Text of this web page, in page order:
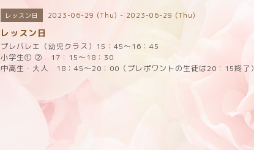
レッスン日 2023-06-29 (Thu) - 2023-06-29 (Thu)
レッスン日
プレバレエ（幼児クラス）15：45～16：45
小学生① ② 17：15～18：30
中高生・大人 18：45～20：00（プレポワントの生徒は20：15終了）